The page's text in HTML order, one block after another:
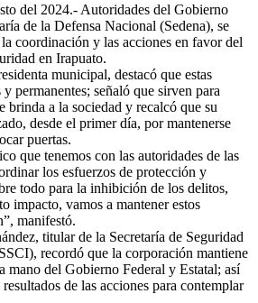
del 2024.- Autoridades del Gobierno
de la Defensa Nacional (Sedena), se
coordinación y las acciones en favor del
en Irapuato.
municipal, destacó que estas
permanentes; señaló que sirven para
brinda a la sociedad y recalcó que su
desde el primer día, por mantenerse
puertas.
que tenemos con las autoridades de las
los esfuerzos de protección y
todo para la inhibición de los delitos,
impacto, vamos a mantener estos
manifestó.
titular de la Secretaría de Seguridad
recordó que la corporación mantiene
mano del Gobierno Federal y Estatal; así
de las acciones para contemplar